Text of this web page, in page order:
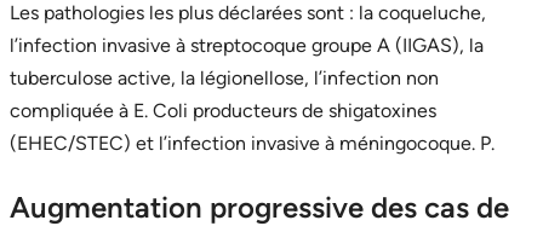
Les pathologies les plus déclarées sont : la coqueluche,
l’infection invasive à streptocoque groupe A (IIGAS), la
tuberculose active, la légionellose, l’infection non
compliquée à E. Coli producteurs de shigatoxines
(EHEC/STEC) et l’infection invasive à méningocoque. P.
Augmentation progressive des cas de